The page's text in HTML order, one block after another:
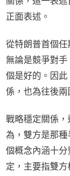
正面表述。
從特朗普首個任
無論是競爭對
個是好的。因
係，也為往後兩
戰略穩定關係
為，雙方是那
個概念內涵十
定，主要指雙